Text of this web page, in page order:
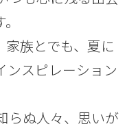
家族とでも、夏に
ンスピレーション
らぬ人々、思いが